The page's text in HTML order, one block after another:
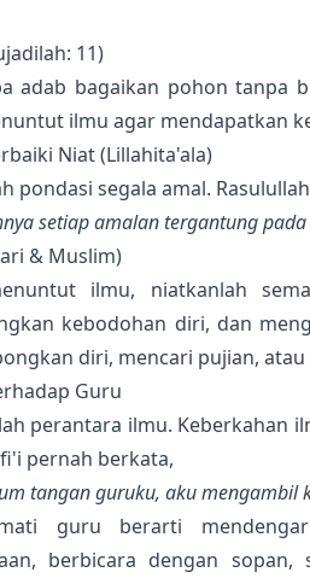
11)
adab bagaikan pohon tanpa
ilmu agar mendapatkan
Niat (Lillahita'ala)
pondasi segala amal.
setiap amalan tergantung
& Muslim)
ilmu, niatkanlah
kebodohan diri, dan
diri, mencari pujian,
Guru
perantara ilmu. Keberkahan
pernah berkata,
tangan guruku, aku mengambil
guru berarti
berbicara dengan